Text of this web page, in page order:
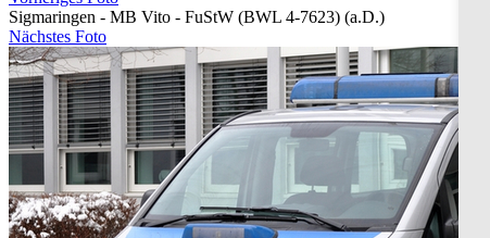
Sigmaringen - MB Vito - FuStW (BWL 4-7623) (a.D.)
Nächstes Foto